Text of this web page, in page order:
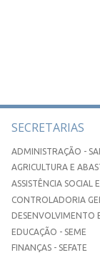
SECRETARIAS
ADMINISTRAÇÃO -
AGRICULTURA E
ASSISTÊNCIA SOCIAL
CONTROLADORIA
DESENVOLVIMENTO
EDUCAÇÃO - SEME
FINANÇAS - SEFATE